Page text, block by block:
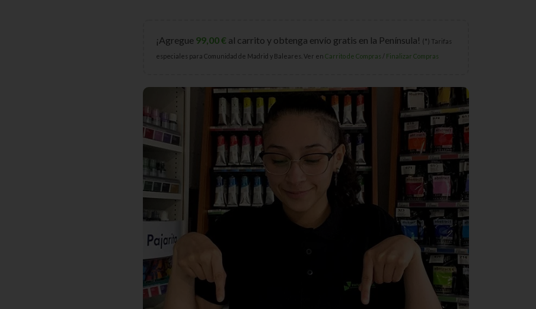
¡Agregue 99,00€ al carrito y obtenga envío gratis en la Península! (*) Tarifas
especiales para Comunidad de Madrid y Baleares. Ver en Carrito de Compras / Finalizar Compras